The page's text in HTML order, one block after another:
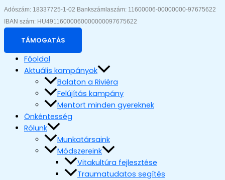
Adószám: 18337725-1-02 Bankszámlaszám: 11600006-00000000-97675622
IBAN szám: HU49116000060000000097675622
TÁMOGATÁS
Főoldal
Aktuális kampányok
Balaton a Riviéra
Felújítás kampány
Mentort minden gyereknek
Önkéntesség
Rólunk
Munkatársaink
Módszereink
Vitakultúra fejlesztése
Traumatudatos segítés